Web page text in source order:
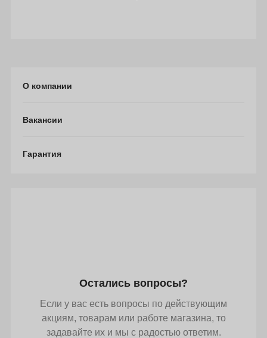
О компании
Вакансии
Гарантия
Остались вопросы?
Если у вас есть вопросы по действующим
акциям, товарам или работе магазина, то
задавайте их и мы с радостью ответим.